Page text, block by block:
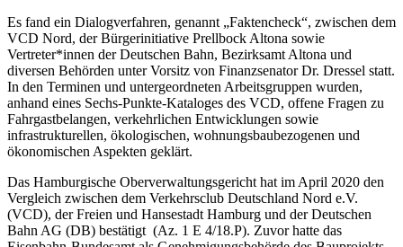
Es fand ein Dialogverfahren, genannt „Faktencheck“, zwischen dem
VCD Nord, der Bürgerinitiative Prellbock Altona sowie
Vertreter*innen der Deutschen Bahn, Bezirksamt Altona und
diversen Behörden unter Vorsitz von Finanzsenator Dr. Dressel statt.
In den Terminen und untergeordneten Arbeitsgruppen wurden,
anhand eines Sechs-Punkte-Kataloges des VCD, offene Fragen zu
Fahrgastbelangen, verkehrlichen Entwicklungen sowie
infrastrukturellen, ökologischen, wohnungsbaubezogenen und
ökonomischen Aspekten geklärt.
Das Hamburgische Oberverwaltungsgericht hat im April 2020 den
Vergleich zwischen dem Verkehrsclub Deutschland Nord e.V.
(VCD), der Freien und Hansestadt Hamburg und der Deutschen
Bahn AG (DB) bestätigt (Az. 1 E 4/18.P). Zuvor hatte das